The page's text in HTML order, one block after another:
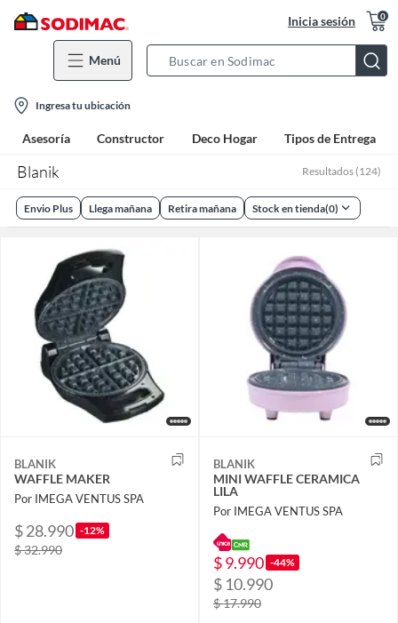
Inicia sesión 0
Menú
Bar
location-
icon
Ingresa tu ubicación
Asesoría Constructor Deco Hogar Tipos de Entrega
Blanik Resultados (124)
Envio Plus Llega mañana Retira mañana Stock en tienda(0)
BLANIK
WAFFLE MAKER
Por IMEGA VENTUS SPA
$ 28.990 -12%
$ 32.990
BLANIK
MINI WAFFLE CERAMICA
LILA
Por IMEGA VENTUS SPA
$ 9.990 -44%
$ 10.990
$ 17.990